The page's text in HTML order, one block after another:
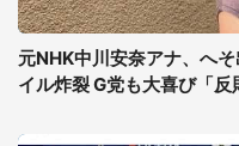
元NHK中川安奈アナ、へ
イル炸裂 G党も大喜び「反